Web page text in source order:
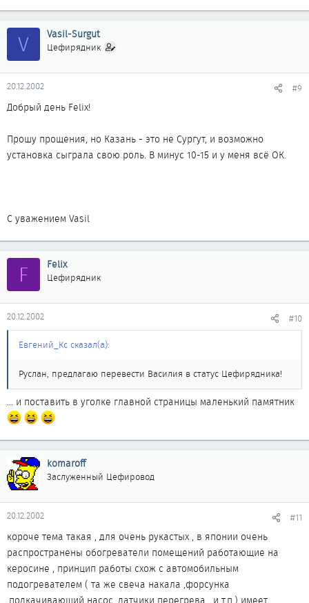
V Vasil-Surgut
Цефирядник
20.12.2002 #9
Добрый день Felix!
Прошу прощения, но Казань - это не Сургут, и возможно
установка сыграла свою роль. В минус 10-15 и у меня всё ОК.
С уважением Vasil
F Felix
Цефирядник
20.12.2002 #10
Евгений_Кс сказал(а):
Руслан, предлагаю перевести Василия в статус Цефирядника!
... и поставить в уголке главной страницы маленький памятник
komaroff
Заслуженный Цефировод
20.12.2002 #11
короче тема такая , для очень рукастых , в японии очень
распространены обогреватели помещений работающие на
керосине , принцип работы схож с автомобильным
подогревателем ( та же свеча накала ,форсунка
,подкачивающий насос ,датчики перегрева , и т.п.) имеет